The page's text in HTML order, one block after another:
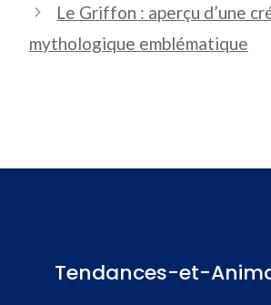
Le Griffon : aperçu d’une
mythologique emblématique
Tendances-et-